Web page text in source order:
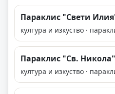
Параклис "Свети
култура и изкуство ·
Параклис "Св.
култура и изкуство ·